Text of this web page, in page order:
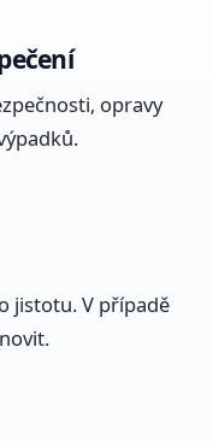
opravy
jistotu. V případě